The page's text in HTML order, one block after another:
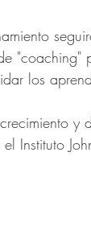
"coaching"
los
y
Instituto